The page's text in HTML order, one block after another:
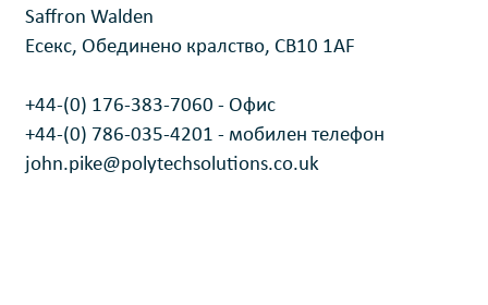
Saffron Walden
Есекс, Обединено кралство, CB10 1AF
+44-(0) 176-383-7060 - Офис
+44-(0) 786-035-4201 - мобилен телефон
john.pike@polytechsolutions.co.uk